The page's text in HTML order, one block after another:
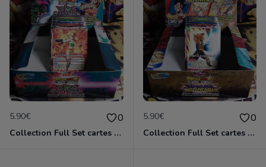
5.90€ 0
Collection Full Set cartes C/UC 98/98 BT12 Vicious Rejuvenation / Dragon Ball Super Card Game
5.90€ 0
Collection Full Set cartes C/UC 98/98 BT13 Supreme Rivalry / Dragon Ball Super Card Game